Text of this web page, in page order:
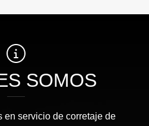
SOMOS
en servicio de corretaje de